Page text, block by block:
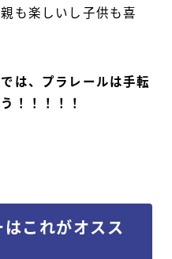
も楽しいし子供も喜
は、プラレールは手転
！！！！！
これがオスス